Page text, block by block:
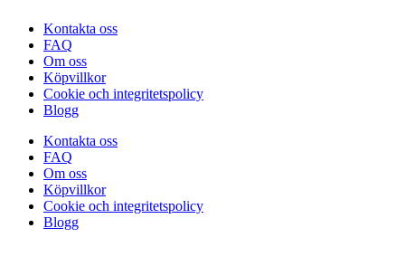
Kontakta oss
FAQ
Om oss
Köpvillkor
Cookie och integritetspolicy
Blogg
Kontakta oss
FAQ
Om oss
Köpvillkor
Cookie och integritetspolicy
Blogg